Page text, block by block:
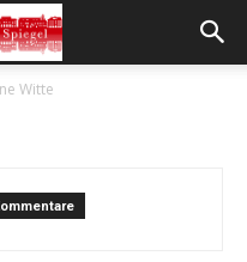
Witte